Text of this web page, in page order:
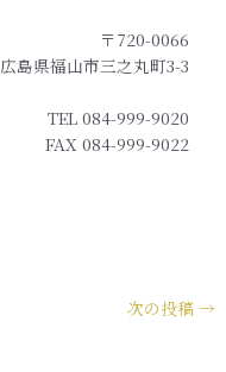
〒720-0066
広島県福山市三之丸町3-3
TEL 084-999-9020
FAX 084-999-9022
次の投稿 →